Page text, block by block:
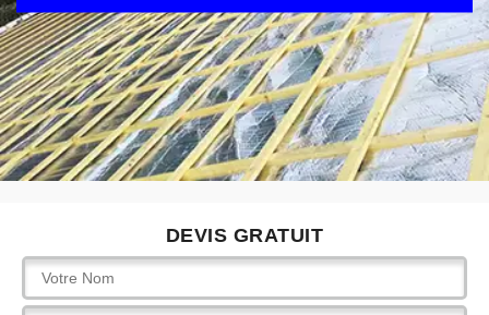
DEVIS GRATUIT